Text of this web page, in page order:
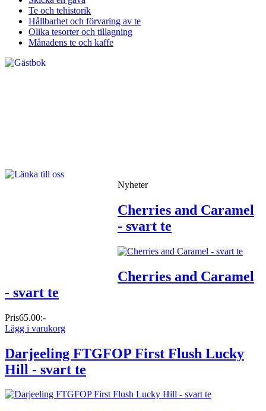
Te och tehistorik
Hållbarhet och förvaring av te
Olika tesorter och tillagning
Månadens te och kaffe
Nyheter
Cherries and Caramel
- svart te
Cherries and Caramel
- svart te
Pris65.00:-
Lägg i varukorg
Darjeeling FTGFOP First Flush Lucky
Hill - svart te